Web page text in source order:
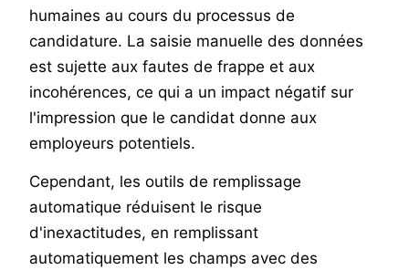
humaines au cours du processus de
candidature. La saisie manuelle des données
est sujette aux fautes de frappe et aux
incohérences, ce qui a un impact négatif sur
l'impression que le candidat donne aux
employeurs potentiels.
Cependant, les outils de remplissage
automatique réduisent le risque
d'inexactitudes, en remplissant
automatiquement les champs avec des